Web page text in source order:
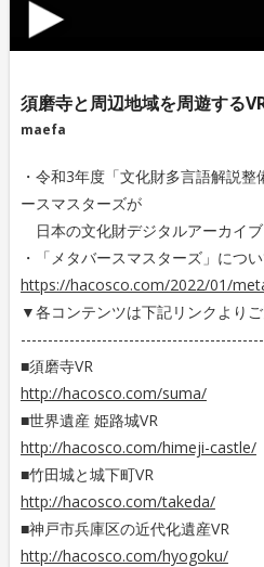
須磨寺と周辺地域を周遊する
maefa
・令和3年度「文化財多言語解説
ースマスターズが
日本の文化財デジタルアーカイブ
・「メタバースマスターズ」につい
https://hacosco.com/2022/01/
▼各コンテンツは下記リンクよりご
---------------------------------------------
■須磨寺VR
http://hacosco.com/suma/
■世界遺産 姫路城VR
http://hacosco.com/himeji-castle/
■竹田城と城下町VR
http://hacosco.com/takeda/
■神戸市兵庫区の近代化遺産VR
http://hacosco.com/hyogoku/